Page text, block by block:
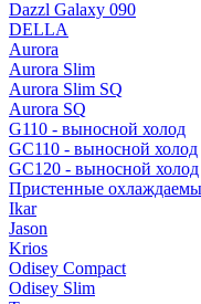
Dazzl Galaxy 090
DELLA
Aurora
Aurora Slim
Aurora Slim SQ
Aurora SQ
G110 - выносной холод
GC110 - выносной холод
GC120 - выносной холод
Пристенные
Ikar
Jason
Krios
Odisey Compact
Odisey Slim